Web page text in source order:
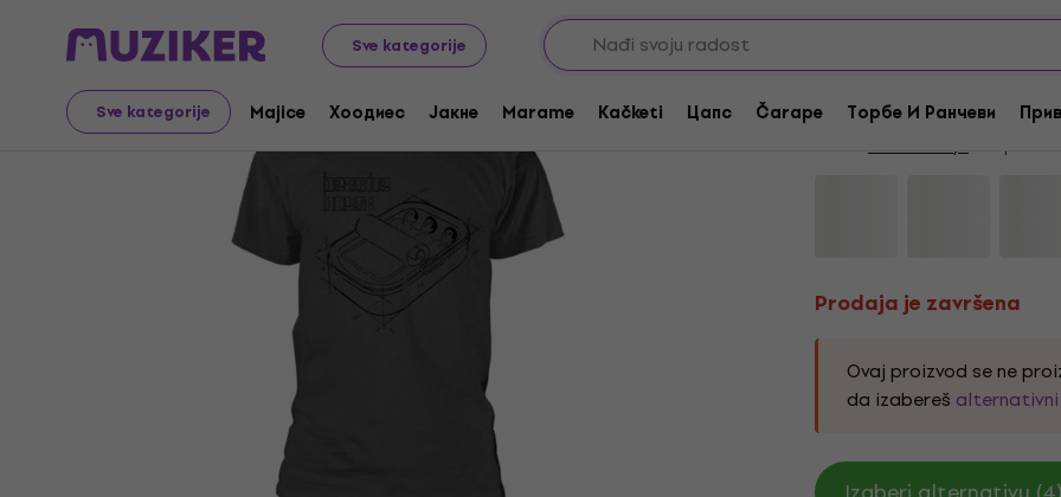
Sve kategorije
Sve kategorije Majice Хоодиес Јакне Marame Kačketi Цапс Čarape Торбе И Ранчеви
Merch Music Merch
Prodaja je završena
Prodaja je završena
Beastie Boys
Beastie Boys Kod
Prodaja je završena
Ovaj proizvod se ne
da izabereš